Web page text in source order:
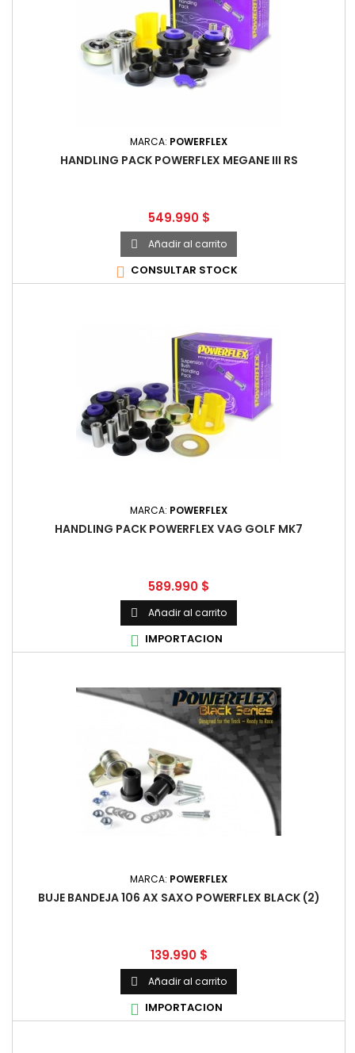
MARCA: POWERFLEX
HANDLING PACK POWERFLEX MEGANE III RS
Precio
549.990 $
 Añadir al carrito
 CONSULTAR STOCK
MARCA: POWERFLEX
HANDLING PACK POWERFLEX VAG GOLF MK7
Precio
589.990 $
 Añadir al carrito
 IMPORTACION
MARCA: POWERFLEX
BUJE BANDEJA 106 AX SAXO POWERFLEX BLACK (2)
Precio
139.990 $
 Añadir al carrito
 IMPORTACION